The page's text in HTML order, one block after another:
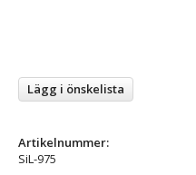
Lägg i önskelista
Artikelnummer:
SiL-975